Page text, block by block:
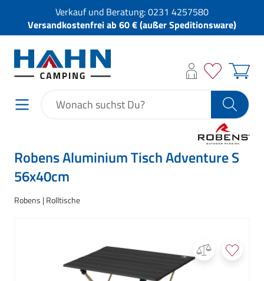
Verkauf und Beratung:0231 4257580
Versandkostenfrei ab 60 € (außer Speditionsware)
Robens Aluminium Tisch Adventure S
56x40cm
Robens Rolltische